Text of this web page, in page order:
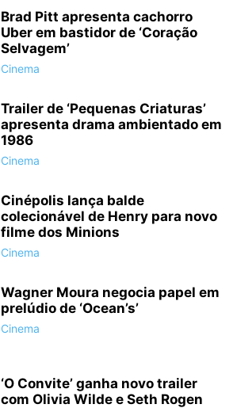
Brad Pitt apresenta cachorro
Uber em bastidor de ‘Coração
Selvagem’
Cinema
Trailer de ‘Pequenas Criaturas’
apresenta drama ambientado em
1986
Cinema
Cinépolis lança balde
colecionável de Henry para novo
filme dos Minions
Cinema
Wagner Moura negocia papel em
prelúdio de ‘Ocean’s’
Cinema
‘O Convite’ ganha novo trailer
com Olivia Wilde e Seth Rogen